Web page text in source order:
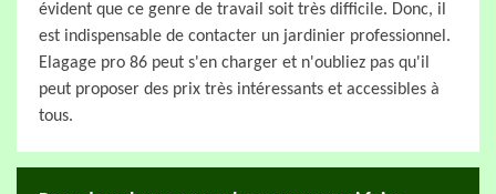
évident que ce genre de travail soit très difficile. Donc, il
est indispensable de contacter un jardinier professionnel.
Elagage pro 86 peut s'en charger et n'oubliez pas qu'il
peut proposer des prix très intéressants et accessibles à
tous.